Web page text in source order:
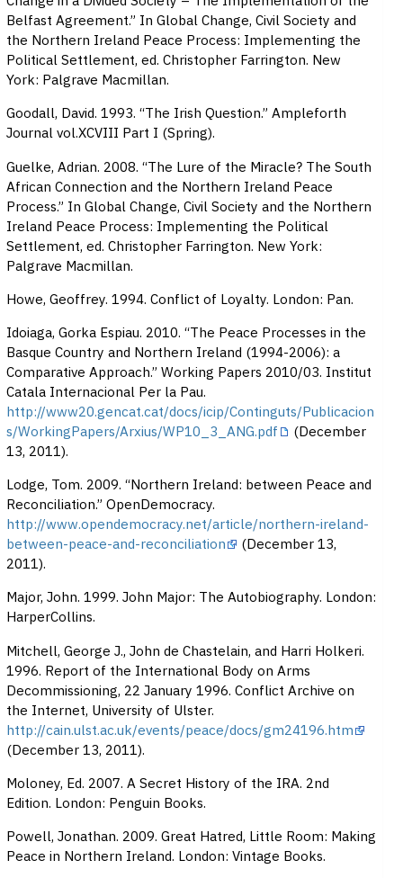
Belfast Agreement.” In Global Change, Civil Society and
the Northern Ireland Peace Process: Implementing the
Political Settlement, ed. Christopher Farrington. New
York: Palgrave Macmillan.
Goodall, David. 1993. “The Irish Question.” Ampleforth
Journal vol.XCVIII Part I (Spring).
Guelke, Adrian. 2008. “The Lure of the Miracle? The South
African Connection and the Northern Ireland Peace
Process.” In Global Change, Civil Society and the Northern
Ireland Peace Process: Implementing the Political
Settlement, ed. Christopher Farrington. New York:
Palgrave Macmillan.
Howe, Geoffrey. 1994. Conflict of Loyalty. London: Pan.
Idoiaga, Gorka Espiau. 2010. “The Peace Processes in the
Basque Country and Northern Ireland (1994-2006): a
Comparative Approach.” Working Papers 2010/03. Institut
Catala Internacional Per la Pau.
http://www20.gencat.cat/docs/icip/Continguts/Publicacion
s/WorkingPapers/Arxius/WP10_3_ANG.pdf
(December
13, 2011).
Lodge, Tom. 2009. “Northern Ireland: between Peace and
Reconciliation.” OpenDemocracy.
http://www.opendemocracy.net/article/northern-ireland-
between-peace-and-reconciliation
(December 13,
2011).
Major, John. 1999. John Major: The Autobiography. London:
HarperCollins.
Mitchell, George J., John de Chastelain, and Harri Holkeri.
1996. Report of the International Body on Arms
Decommissioning, 22 January 1996. Conflict Archive on
the Internet, University of Ulster.
http://cain.ulst.ac.uk/events/peace/docs/gm24196.htm
(December 13, 2011).
Moloney, Ed. 2007. A Secret History of the IRA. 2nd
Edition. London: Penguin Books.
Powell, Jonathan. 2009. Great Hatred, Little Room: Making
Peace in Northern Ireland. London: Vintage Books.